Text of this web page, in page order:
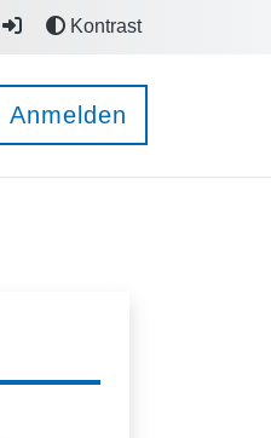
Kontrast
Anmelden